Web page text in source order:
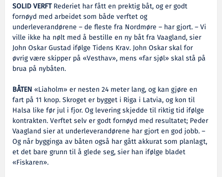
SOLID VERFTRederiet har fått en prektig båt, og er godt
fornøyd med arbeidet som både verftet og
underleverandørene – de fleste fra Nordmøre – har gjort. – Vi
ville ikke ha nølt med å bestille en ny båt fra Vaagland, sier
John Oskar Gustad ifølge Tidens Krav. John Oskar skal for
øvrig være skipper på «Vesthav», mens «far sjøl» skal stå på
brua på nybåten.
BÅTEN «Liaholm» er nesten 24 meter lang, og kan gjøre en
fart på 11 knop. Skroget er bygget i Riga i Latvia, og kon til
Halsa like før jul i fjor. Og levering skjedde til riktig tid ifølge
kontrakten. Verftet selv er godt fornøyd med resultatet; Peder
Vaagland sier at underleverandørene har gjort en god jobb. –
Og når bygginga av båten også har gått akkurat som planlagt,
et det bare grunn til å glede seg, sier han ifølge bladet
«Fiskaren».